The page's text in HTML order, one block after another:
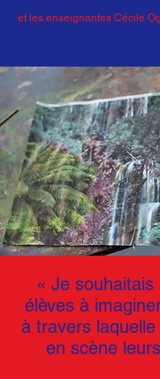
et les enseignantes Cécile
« Je
élèves à
à travers
en scène